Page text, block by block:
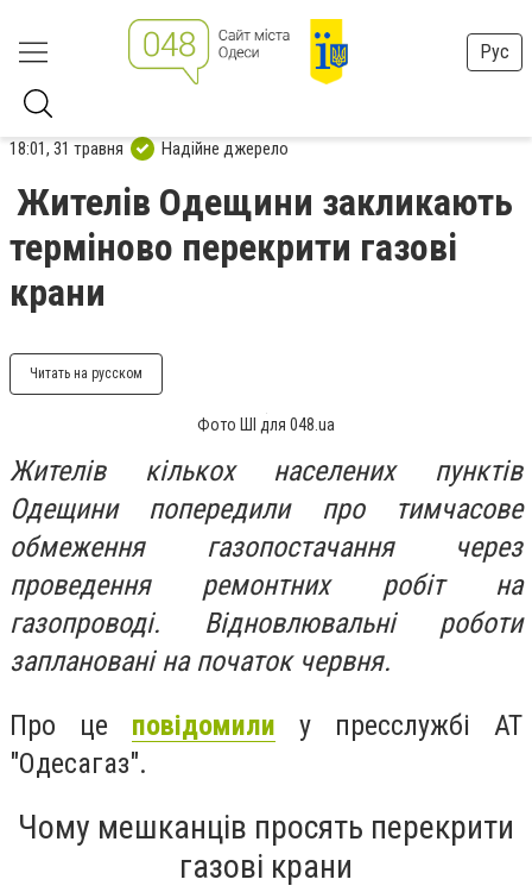
Рус
18:01, 31 травня Надійне джерело
Жителів Одещини закликають
терміново перекрити газові
крани
Читать на русском
Фото ШІ для 048.ua
Жителів кількох населених пунктів
Одещини попередили про тимчасове
обмеження газопостачання через
проведення ремонтних робіт на
газопроводі. Відновлювальні роботи
заплановані на початок червня.
Про це повідомили у пресслужбі АТ
"Одесагаз".
Чому мешканців просять перекрити
газові крани